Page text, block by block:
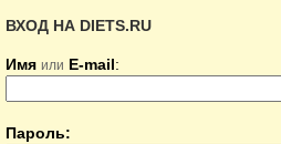
ВХОД НА DIETS.RU
Имя или E-mail:
Пароль: